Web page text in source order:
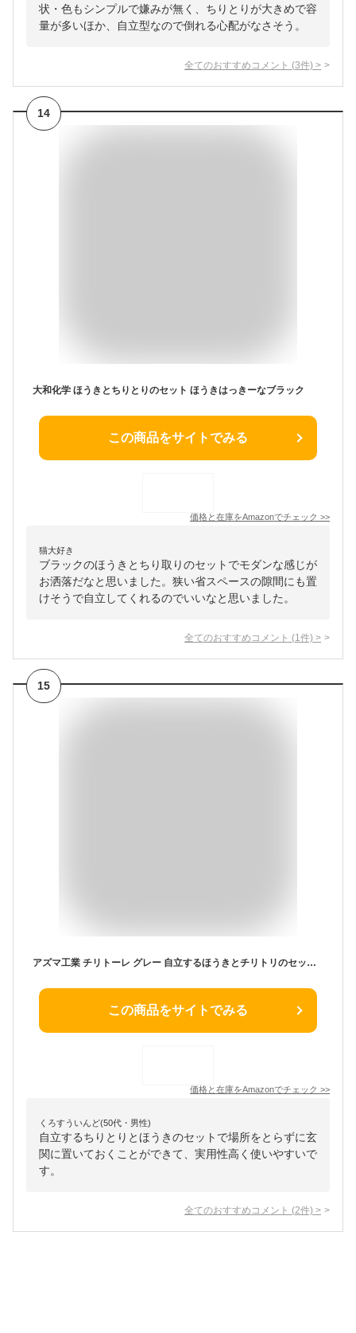
状・色もシンプルで嫌みが無く、ちりとりが大きめで容
量が多いほか、自立型なので倒れる心配がなさそう。
全てのおすすめコメント (3件) >
14
大和化学 ほうきとちりとりのセット ほうきはっきーなブラック
この商品をサイトでみる
価格と在庫をAmazonでチェック >>
猫大好き
ブラックのほうきとちり取りのセットでモダンな感じが
お洒落だなと思いました。狭い省スペースの隙間にも置
けそうで自立してくれるのでいいなと思いました。
全てのおすすめコメント (1 件) >
15
アズマ工業 チリトーレ グレー 自立するほうきとチリトリのセット 楽な姿勢で掃ける 玄関・ベランダ掃除 黒シダ アレン 全長86cm 幅26cm BR602
この商品をサイトでみる
価格と在庫をAmazonでチェック >>
くろすういんど(50代・男性)
自立するちりとりとほうきのセットで場所をとらずに玄
関に置いておくことができて、実用性高く使いやすいで
す。
全てのおすすめコメント (2件) >